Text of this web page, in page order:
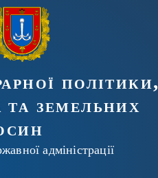
політики,
та земельних
адміністрації